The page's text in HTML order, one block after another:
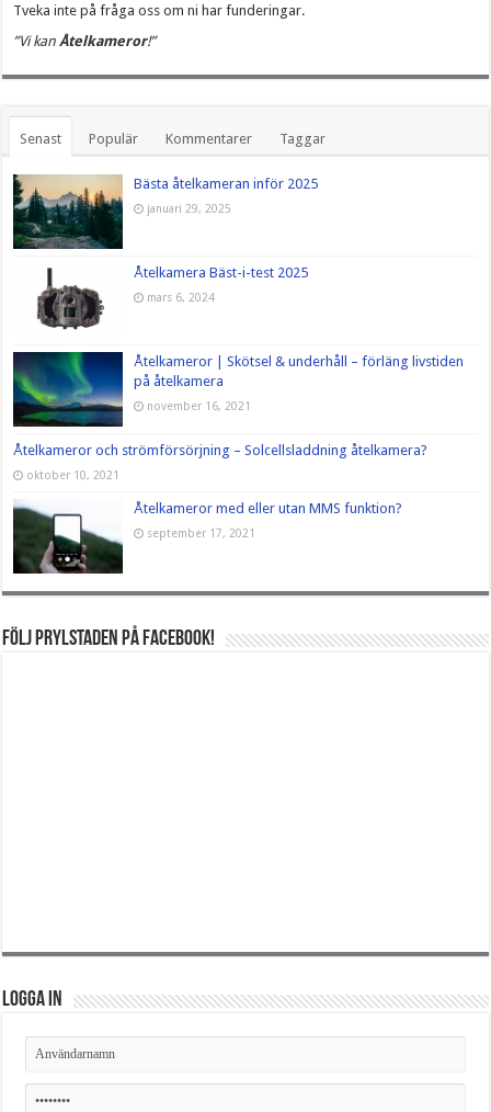
Tveka inte på fråga oss om ni har funderingar.
”Vi kanÅtelkameror!”
Senast Populär Kommentarer Taggar
Bästa åtelkameran inför 2025
januari 29, 2025
Åtelkamera Bäst-i-test 2025
mars 6, 2024
Åtelkameror | Skötsel & underhåll – förläng livstiden
på åtelkamera
november 16, 2021
Åtelkameror och strömförsörjning – Solcellsladdning åtelkamera?
oktober 10, 2021
Åtelkameror med eller utan MMS funktion?
september 17, 2021
Följ Prylstaden på Facebook!
Logga in